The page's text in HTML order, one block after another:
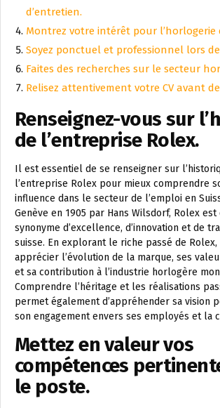
d’entretien.
Montrez votre intérêt pour l’horlogerie
Soyez ponctuel et professionnel lors
Faites des recherches sur le secteur
Relisez attentivement votre CV avant
Renseignez-vous sur
de l’entreprise Rolex.
Il est essentiel de se renseigner sur
l’entreprise Rolex pour mieux comprendre
influence dans le secteur de l’emploi en
Genève en 1905 par Hans Wilsdorf, Rolex
synonyme d’excellence, d’innovation et de
suisse. En explorant le riche passé de
apprécier l’évolution de la marque, ses
et sa contribution à l’industrie horlogère
Comprendre l’héritage et les réalisations
permet également d’appréhender sa vision
son engagement envers ses employés et la
Mettez en valeur vos
compétences
le poste.